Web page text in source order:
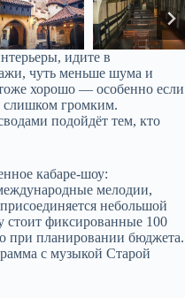
идите в
чуть меньше шума и
хорошо — особенно если
слишком громким.
подойдёт тем, кто
кабаре-шоу:
мелодии,
небольшой
стоит фиксированные 100
при планировании бюджета.
с музыкой Старой